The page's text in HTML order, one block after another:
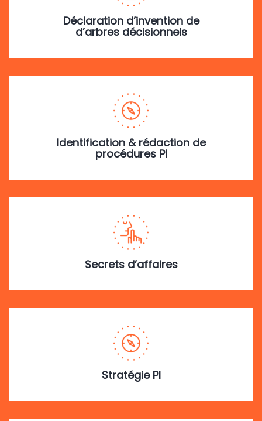
Déclaration d’invention de
d’arbres décisionnels
Identification & rédaction de
procédures PI
Secrets d’affaires
Stratégie PI